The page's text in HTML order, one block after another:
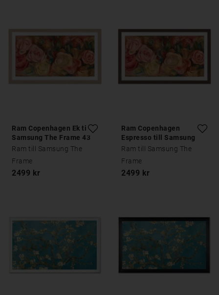
Ram Copenhagen Ek till
Samsung The Frame 43
tum
Ram till Samsung The
Frame
2499 kr
Ram Copenhagen
Espresso till Samsung
The Frame 43 tum
Ram till Samsung The
Frame
2499 kr